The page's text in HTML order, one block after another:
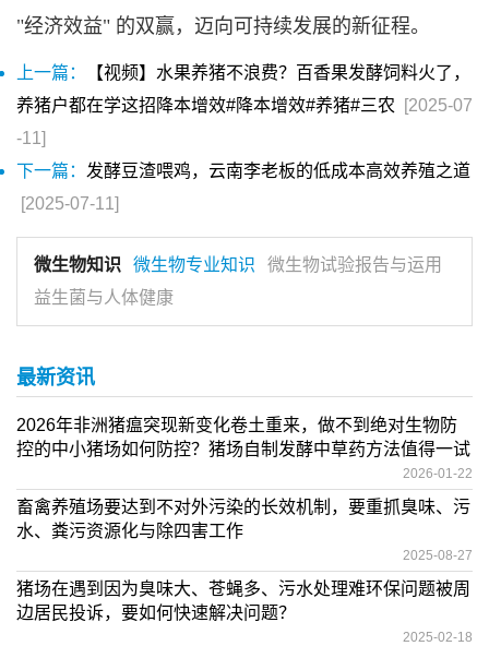
"经济效益" 的双赢，迈向可持续发展的新征程。
上一篇：
【视频】水果养猪不浪费？百香果发酵饲料火了，
养猪户都在学这招降本增效#降本增效#养猪#三农
[2025-07
-11]
下一篇： 发酵豆渣喂鸡，云南李老板的低成本高效养殖之道
[2025-07-11]
微生物知识 微生物专业知识
微生物试验报告与运用
益生菌与人体健康
最新资讯
2026年非洲猪瘟突现新变化卷土重来，做不到绝对生物防
控的中小猪场如何防控？猪场自制发酵中草药方法值得一试
2026-01-22
畜禽养殖场要达到不对外污染的长效机制，要重抓臭味、污
水、粪污资源化与除四害工作
2025-08-27
猪场在遇到因为臭味大、苍蝇多、污水处理难环保问题被周
边居民投诉，要如何快速解决问题？
2025-02-18